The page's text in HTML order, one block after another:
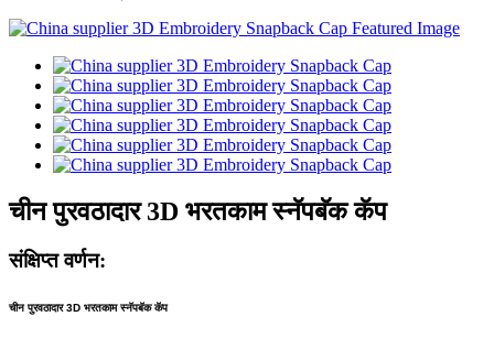
चीन पुरवठादार 3D भरतकाम स्नॅपबॅक कॅप
संक्षिप्त वर्णन:
चीन पुरवठादार 3D भरतकाम स्नॅपबॅक कॅप